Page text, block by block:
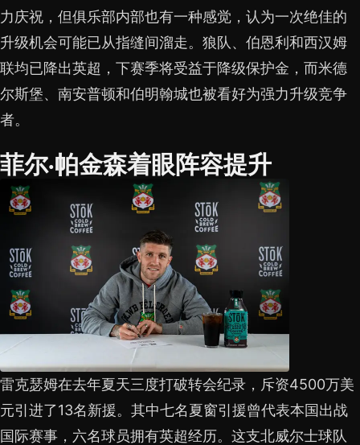
力庆祝，但俱乐部内部也有一种感觉，认为一次绝佳的
升级机会可能已从指缝间溜走。狼队、伯恩利和西汉姆
联均已降出英超，下赛季将受益于降级保护金，而米德
尔斯堡、南安普顿和伯明翰城也被看好为强力升级竞争
者。
菲尔·帕金森着眼阵容提升
雷克瑟姆在去年夏天三度打破转会纪录，斥资4500万美
元引进了13名新援。其中七名夏窗引援曾代表本国出战
国际赛事，六名球员拥有英超经历。这支北威尔士球队